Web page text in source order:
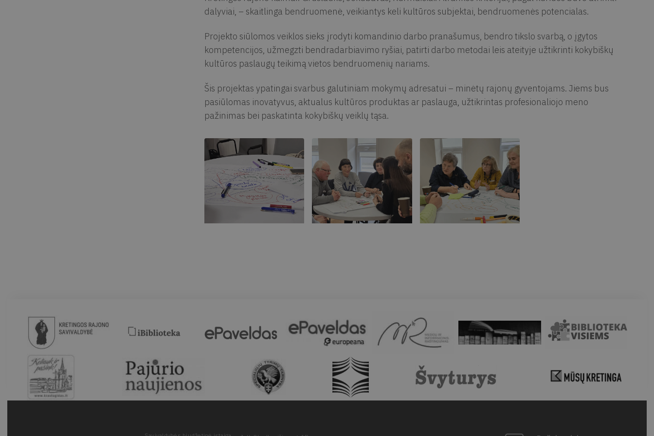
dalyviai, – skaitlinga bendruomenė, veikiantys keli kultūros subjektai, bendruomenės potencialas.
Projekto siūlomos veiklos sieks įrodyti komandinio darbo pranašumus, bendro tikslo svarbą, o įgytos
kompetencijos, užmegzti bendradarbiavimo ryšiai, patirti darbo metodai leis ateityje užtikrinti kokybiškų
kultūros paslaugų teikimą vietos bendruomenių nariams.
Šis projektas ypatingai svarbus galutiniam mokymų adresatui – minėtų rajonų gyventojams. Jiems bus
pasiūlomas inovatyvus, aktualus kultūros produktas ar paslauga, užtikrintas profesionaliojo meno
pažinimas bei paskatinta kokybiškų veiklų tąsa.